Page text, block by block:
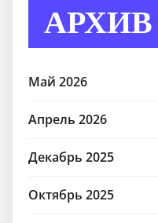
АРХИВ
Май 2026
Апрель 2026
Декабрь 2025
Октябрь 2025